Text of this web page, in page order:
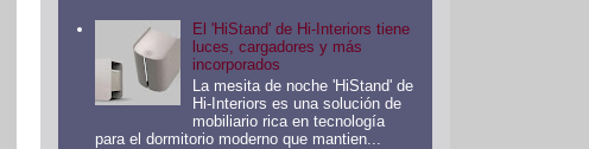
El 'HiStand' de Hi-Interiors tiene
luces, cargadores y más
incorporados
La mesita de noche 'HiStand' de
Hi-Interiors es una solución de
mobiliario rica en tecnología
para el dormitorio moderno que mantien...